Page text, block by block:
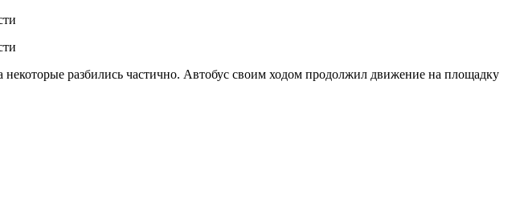
разбились частично. Автобус своим ходом продолжил движение на площадку